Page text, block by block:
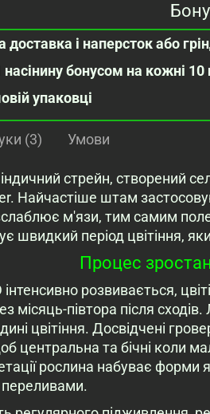
і наперсток або
бонусом на кожні 10
упаковці
(3) Умови
стрейн, створений
Найчастіше штам
м'язи, тим самим
швидкий період цвітіння,
Процес
розвивається,
місяць-півтора після
цвітіння. Досвідчені
центральна та бічні коли
рослина набуває форми